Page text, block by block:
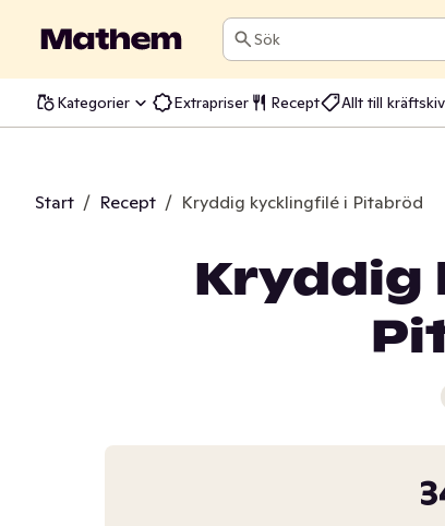
Sök
Kategorier Extrapriser Recept Allt till
Start / Recept / Kryddig kycklingfilé i Pitabröd
Kryddig